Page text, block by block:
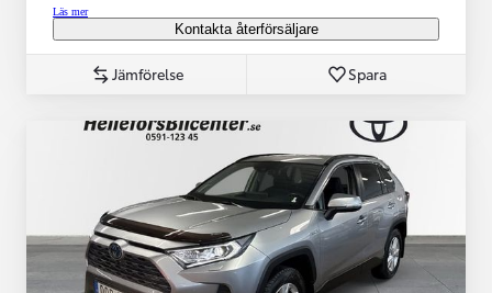
Läs mer
Kontakta återförsäljare
Jämförelse Spara